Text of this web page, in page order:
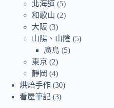
北海道 (5)
和歌山 (2)
大阪 (3)
山陽、山陰 (5)
廣島 (5)
東京 (2)
靜岡 (4)
烘焙手作 (30)
看屋筆記 (3)